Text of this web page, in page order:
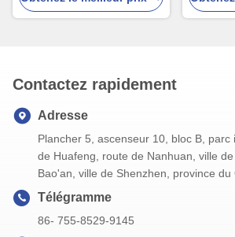
température
Contactez rapidement
Adresse
Plancher 5, ascenseur 10, bloc B, parc
de Huafeng, route de Nanhuan, ville
Bao'an, ville de Shenzhen, province
Télégramme
86- 755-8529-9145